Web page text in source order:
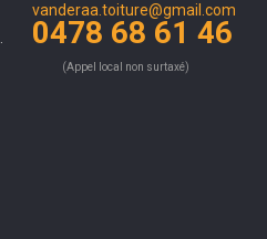
vanderaa.toiture@gmail.com
0478 68 61 46
(Appel local non surtaxé)